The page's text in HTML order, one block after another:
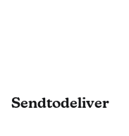
Footer
Sendtodeliver